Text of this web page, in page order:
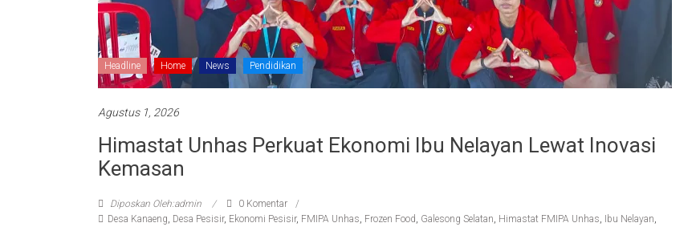
Headline Home News Pendidikan
Agustus 1, 2026
Himastat Unhas Perkuat Ekonomi Ibu Nelayan Lewat Inovasi
Kemasan
Diposkan Oleh:admin
0 Komentar
Desa Kanaeng, Desa Pesisir, Ekonomi Pesisir, FMIPA Unhas, Frozen Food, Galesong Selatan, Himastat FMIPA Unhas, Ibu Nelayan,